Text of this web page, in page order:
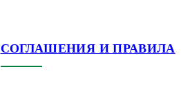
СОГЛАШЕНИЯ И ПРАВИЛА